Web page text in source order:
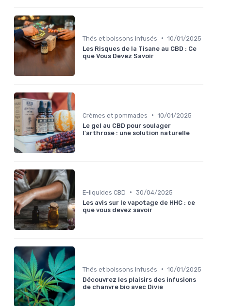
Thés et boissons infusés • 10/01/2025
Les Risques de la Tisane au CBD : Ce
que Vous Devez Savoir
Crèmes et pommades • 10/01/2025
Le gel au CBD pour soulager
l'arthrose : une solution naturelle
E-liquides CBD • 30/04/2025
Les avis sur le vapotage de HHC : ce
que vous devez savoir
Thés et boissons infusés • 10/01/2025
Découvrez les plaisirs des infusions
de chanvre bio avec Divie